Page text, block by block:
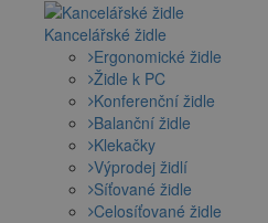
Kancelářské židle
Ergonomické židle
Židle k PC
Konferenční židle
Balanční židle
Klekačky
Výprodej židlí
Síťované židle
Celosíťované židle